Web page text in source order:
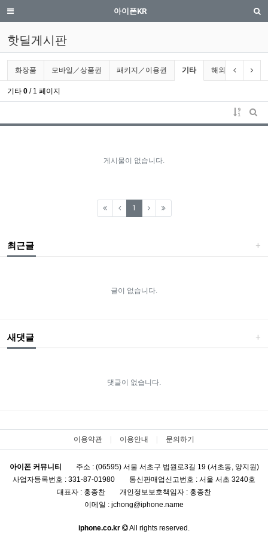
핫딜게시판 1 페이지 | iphone.co.kr
메뉴 아이폰KR
핫딜게시판
핫딜게시판 분류 목록
화장품 모바일／상품권 패키지／이용권 현재 분류
기타 해외핫딜이전 분류
다
기타 0 / 1 페이지
게시물
게
게시물이 없습니다.
1 (current)
최근글
글이 없습니다.
새댓글
댓글이 없습니다.
이용약관 이용안내 문의하기
아이폰 커뮤니티
주소 : (06595) 서울 서초구 법원로3길 19 (서초동, 양지원)
사업자등록번호 : 331-87-01980
통신판매업신고번호 : 서울 서초 3240호
대표자 : 홍종찬
개인정보보호책임자 : 홍종찬
이메일 : jchong@iphone.name
iphone.co.kr All rights reserved.